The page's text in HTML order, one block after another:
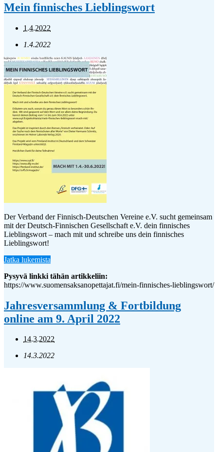
Mein finnisches Lieblingswort
1.4.2022
1.4.2022
Der Verband der Finnisch-Deutschen Vereine e.V. sucht gemeinsam
mit der Deutsch-Finnischen Gesellschaft e.V. dein finnisches
Lieblingswort – mach mit und schreibe uns dein finnisches
Lieblingswort!
Jatka lukemista
Pysyvä linkki tähän artikkeliin:
https://www.suomensaksanopettajat.fi/mein-finnisches-lieblingswort/
Jahresversammlung & Fortbildung
online am 9. April 2022
14.3.2022
14.3.2022